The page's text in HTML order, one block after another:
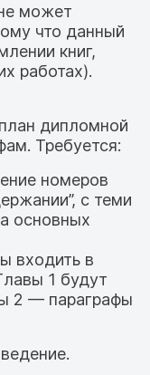
может
что данный
книг,
работах).
дипломной
Требуется:
номеров
с теми
основных
входить в
1 будут
2 — параграфы